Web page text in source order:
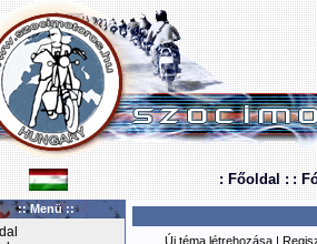
: Főoldal : :
:: Menü ::
Új téma létrehozása |